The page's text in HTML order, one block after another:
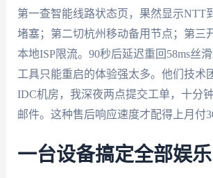
第一查智能线路状态页，果然显示NTT
堵塞；第二切杭州移动备用节点；第三
本地ISP限流。90秒后延迟重回58ms丝
工具只能重启的体验强太多。他们技术
IDC机房，我深夜两点提交工单，十分
邮件。这种售后响应速度才配得上月付
一台设备搞定全部娱